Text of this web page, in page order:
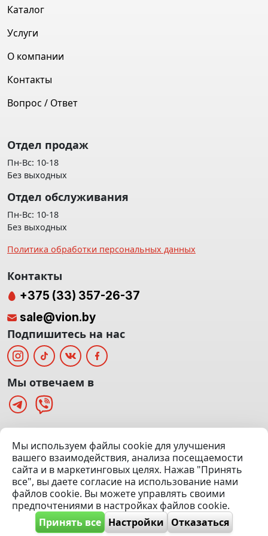
(Офис: 5 этаж | Осмотр авто: 5 этаж)
Посмотреть на карте
© 2020 — 2026 VION.BY — Продажа, выкуп и обмен | УНП
192961100 |Эвакуатор Минск
Каталог
Услуги
О компании
Контакты
Вопрос / Ответ
Отдел продаж
Пн-Вс: 10-18
Без выходных
Отдел обслуживания
Пн-Вс: 10-18
Без выходных
Политика обработки персональных данных
Мы используем файлы cookie для улучшения
вашего взаимодействия, анализа посещаемости
сайта и в маркетинговых целях. Нажав "Принять
все", вы даете согласие на использование нами
файлов cookie. Вы можете управлять своими
предпочтениями в настройках файлов cookie.
Принять все Настройки Отказаться
Контакты
+375 (33) 357-26-37
sale@vion.by
Подпишитесь на нас
Мы отвечаем в